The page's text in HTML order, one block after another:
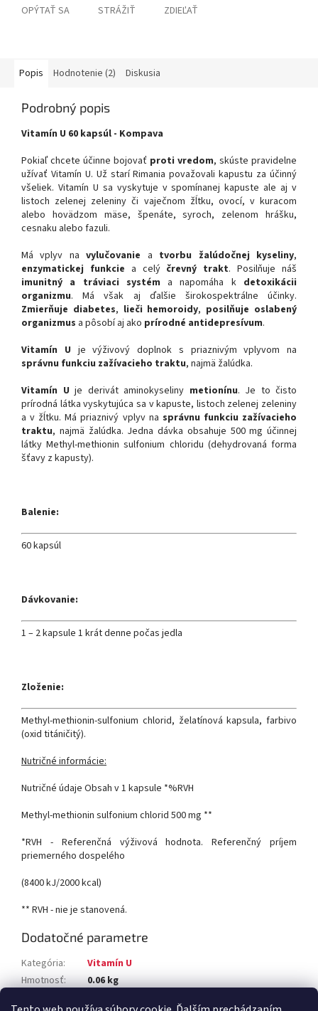
OPÝTAŤ SA STRÁŽIŤ ZDIEĽAŤ
Popis Hodnotenie (2) Diskusia
Podrobný popis
Vitamín U 60 kapsúl - Kompava
Pokiaľ chcete účinne bojovať proti vredom, skúste pravidelne
užívať Vitamín U. Už starí Rimania považovali kapustu za účinný
všeliek. Vitamín U sa vyskytuje v spomínanej kapuste ale aj v
listoch zelenej zeleniny či vaječnom žĺtku, ovocí, v kuracom
alebo hovädzom mäse, špenáte, syroch, zelenom hrášku,
cesnaku alebo fazuli.
Má vplyv navylučovanie a tvorbu žalúdočnej kyseliny,
enzymatickej funkcie a celý črevný trakt. Posilňuje náš
imunitný a tráviaci systém a napomáha k detoxikácii
organizmu. Má však aj ďalšie širokospektrálne účinky.
Zmierňuje diabetes, lieči hemoroidy, posilňuje oslabený
organizmus a pôsobí aj ako prírodné antidepresívum.
Vitamín U je výživový doplnok s priaznivým vplyvom na
správnu funkciu zažívacieho traktu, najmä žalúdka.
Vitamín U je derivát aminokyseliny metionínu. Je to čisto
prírodná látka vyskytujúca sa v kapuste, listoch zelenej zeleniny
a v žĺtku. Má priaznivý vplyv na správnu funkciu zažívacieho
traktu, najmä žalúdka. Jedna dávka obsahuje 500 mg účinnej
látky Methyl-methionin sulfonium chloridu (dehydrovaná forma
šťavy z kapusty).
Balenie:
60 kapsúl
Dávkovanie:
1 – 2 kapsule 1 krát denne počas jedla
Zloženie:
Methyl-methionin-sulfonium chlorid, želatínová kapsula, farbivo
(oxid titáničitý).
Nutričné informácie:
Nutričné údaje Obsah v 1 kapsule *%RVH
Methyl-methionin sulfonium chlorid 500 mg **
*RVH - Referenčná výživová hodnota. Referenčný príjem
priemerného dospelého
(8400 kJ/2000 kcal)
** RVH - nie je stanovená.
Dodatočné parametre
Kategória:
Vitamín U
Hmotnosť:
0.06 kg